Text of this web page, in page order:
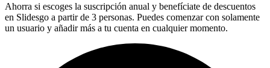
Ahorra si escoges la suscripción anual y benefíciate de descuentos
en Slidesgo a partir de 3 personas. Puedes comenzar con solamente
un usuario y añadir más a tu cuenta en cualquier momento.